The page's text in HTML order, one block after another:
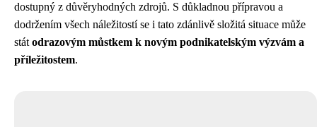
dostupný z důvěryhodných zdrojů. S důkladnou přípravou a
dodržením všech náležitostí se i tato zdánlivě složitá situace může
stát odrazovým můstkem k novým podnikatelským výzvám a
příležitostem.